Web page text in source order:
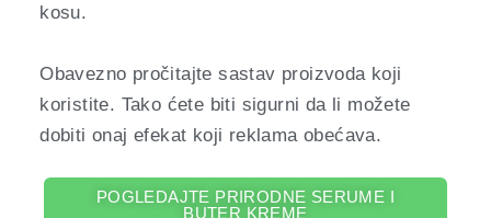
kosu.
Obavezno pročitajte sastav proizvoda koji
koristite. Tako ćete biti sigurni da li možete
dobiti onaj efekat koji reklama obećava.
POGLEDAJTE PRIRODNE SERUME I
BUTER KREME